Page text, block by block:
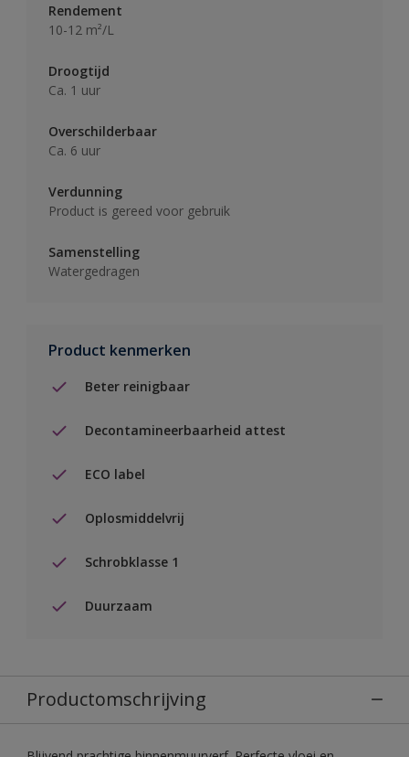
Rendement
10-12 m²/L
Droogtijd
Ca. 1 uur
Overschilderbaar
Ca. 6 uur
Verdunning
Product is gereed voor gebruik
Samenstelling
Watergedragen
Product kenmerken
Beter reinigbaar
Decontamineerbaarheid attest
ECO label
Oplosmiddelvrij
Schrobklasse 1
Duurzaam
Productomschrijving